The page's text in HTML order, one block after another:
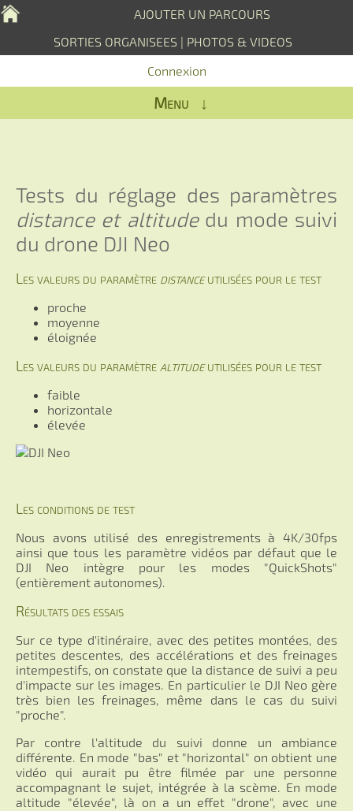
AJOUTER UN PARCOURS
SORTIES ORGANISEES | PHOTOS & VIDEOS
Connexion
Menu ↓
Tests du réglage des paramètres
distance et altitudedu mode suivi
du drone DJI Neo
Les valeurs du paramètre distanceutilisées pour le test
proche
moyenne
éloignée
Les valeurs du paramètre altitudeutilisées pour le test
faible
horizontale
élevée
Les conditions de test
Nous avons utilisé des enregistrements à 4K/30fps
ainsi que tous les paramètre vidéos par défaut que le
DJI Neo intègre pour les modes "QuickShots"
(entièrement autonomes).
Résultats des essais
Sur ce type d'itinéraire, avec des petites montées, des
petites descentes, des accélérations et des freinages
intempestifs, on constate que la distance de suivi a peu
d'impacte sur les images. En particulier le DJI Neo gère
très bien les freinages, même dans le cas du suivi
"proche".
Par contre l'altitude du suivi donne un ambiance
différente. En mode "bas" et "horizontal" on obtient une
vidéo qui aurait pu être filmée par une personne
accompagnant le sujet, intégrée à la scème. En mode
altitude "élevée", là on a un effet "drone", avec une